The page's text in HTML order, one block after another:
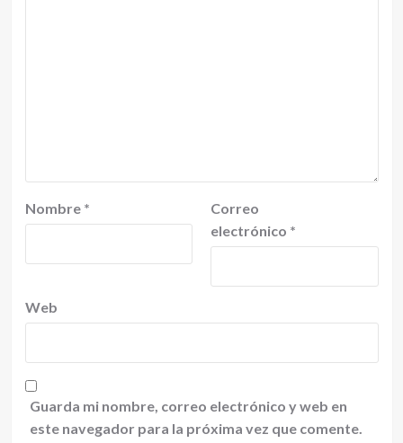
Nombre *
Correo
electrónico *
Web
Guarda mi nombre, correo electrónico y web en
este navegador para la próxima vez que comente.